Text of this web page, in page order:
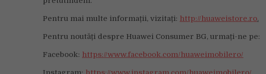
Pentru mai multe informații, vizitați: http://huaweistore.ro.
Pentru noutăți despre Huawei Consumer BG, urmați-ne pe:
Facebook: https://www.facebook.com/huaweimobilero/